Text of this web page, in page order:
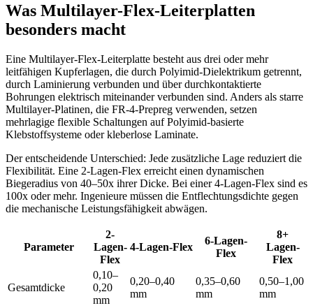
Was Multilayer-Flex-Leiterplatten
besonders macht
Eine Multilayer-Flex-Leiterplatte besteht aus drei oder mehr
leitfähigen Kupferlagen, die durch Polyimid-Dielektrikum getrennt,
durch Laminierung verbunden und über durchkontaktierte
Bohrungen elektrisch miteinander verbunden sind. Anders als starre
Multilayer-Platinen, die FR-4-Prepreg verwenden, setzen
mehrlagige flexible Schaltungen auf Polyimid-basierte
Klebstoffsysteme oder kleberlose Laminate.
Der entscheidende Unterschied: Jede zusätzliche Lage reduziert die
Flexibilität. Eine 2-Lagen-Flex erreicht einen dynamischen
Biegeradius von 40–50x ihrer Dicke. Bei einer 4-Lagen-Flex sind es
100x oder mehr. Ingenieure müssen die Entflechtungsdichte gegen
die mechanische Leistungsfähigkeit abwägen.
Parameter
2-
Lagen-
Flex
4-Lagen-Flex
6-Lagen-
Flex
8+
Lagen-
Flex
Gesamtdicke
0,10–
0,20
mm
0,20–0,40
mm
0,35–0,60
mm
0,50–1,00
mm